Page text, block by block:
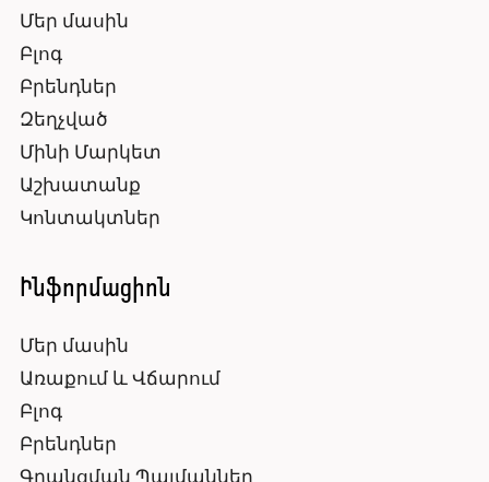
Մեր մասին
Բլոգ
Բրենդներ
Զեղչված
Մինի Մարկետ
Աշխատանք
Կոնտակտներ
Ինֆորմացիոն
Մեր մասին
Առաքում և Վճարում
Բլոգ
Բրենդներ
Գրանցման Պայմաններ